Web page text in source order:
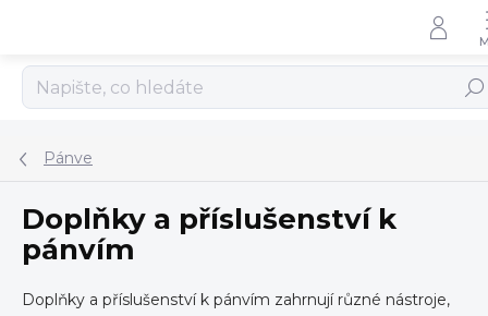
Pánve
Doplňky a příslušenství k
pánvím
Doplňky a příslušenství k pánvím zahrnují různé nástroje,